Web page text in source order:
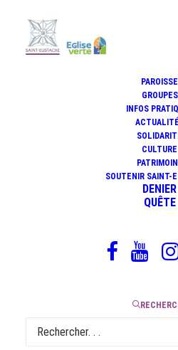
PAROISSE
GROUPES
INFOS
CULTURE
SOUTENIR SAINT-
DENIER
QUÊTE
Patrimoine
HISTOIRE ET
HISTOIRE DE L'ÉGLISE
ŒUVRES ET CRÉATIONS
RESTAURATION CHAPELLE
PLAN INTÉRIEUR DE L'ÉGLISE